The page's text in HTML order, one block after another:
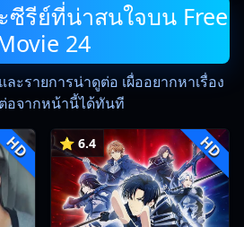
รีย์ที่น่าสนใจบน Free
24
ละรายการน่าดูต่อ เผื่ออยากหาเรื่อง
อจากหน้านี้ได้ทันที
HD ⭐ 6.4 HD